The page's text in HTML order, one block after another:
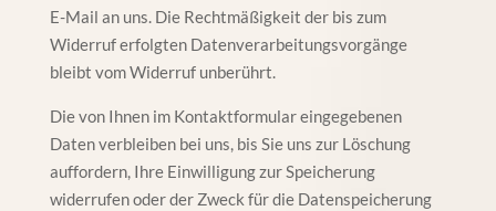
E-Mail an uns. Die Rechtmäßigkeit der bis zum
Widerruf erfolgten Datenverarbeitungsvorgänge
bleibt vom Widerruf unberührt.
Die von Ihnen im Kontaktformular eingegebenen
Daten verbleiben bei uns, bis Sie uns zur Löschung
auffordern, Ihre Einwilligung zur Speicherung
widerrufen oder der Zweck für die Datenspeicherung